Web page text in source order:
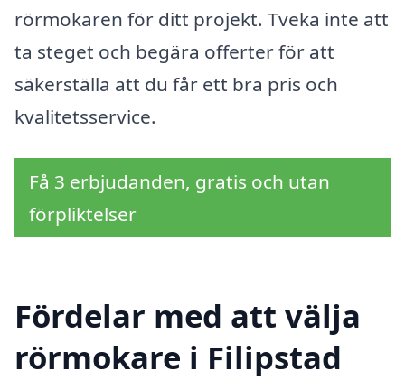
rörmokaren för ditt projekt. Tveka inte att
ta steget och begära offerter för att
säkerställa att du får ett bra pris och
kvalitetsservice.
Få 3 erbjudanden, gratis och utan
förpliktelser
Fördelar med att välja
rörmokare i Filipstad